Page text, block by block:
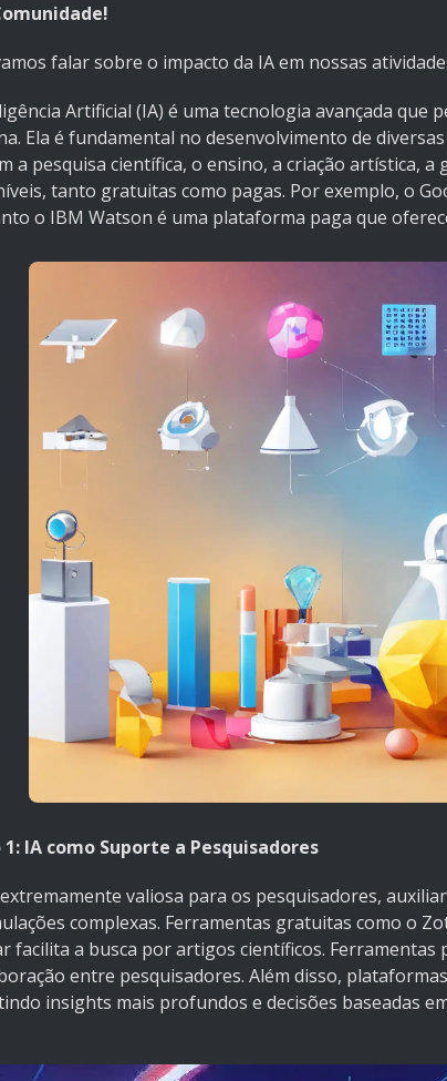
falar sobre o impacto da IA em nossas
Artificial (IA) é uma tecnologia avançada
Ela é fundamental no desenvolvimento de
a pesquisa científica, o ensino, a criação artística,
tanto gratuitas como pagas. Por exemplo, o
o IBM Watson é uma plataforma paga que
1: IA como Suporte a Pesquisadores
valiosa para os pesquisadores,
complexas. Ferramentas gratuitas como o
facilita a busca por artigos científicos.
entre pesquisadores. Além disso,
insights mais profundos e decisões baseadas